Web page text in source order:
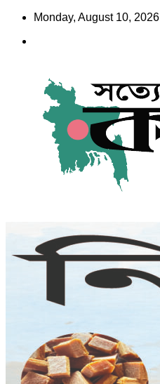
Skip
content
Monday, August 10, 2026
কালের সংবাদ
www.kalersongbad.com